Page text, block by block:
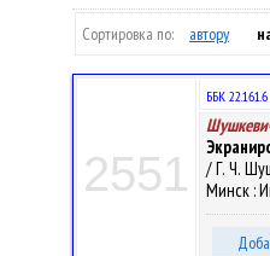
Сортировка по: автору
2551
ББК 22.161.6
/ Г. Ч.
Минск :